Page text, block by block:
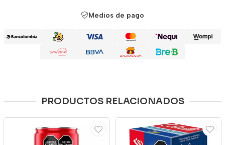
Medios de pago
PRODUCTOS RELACIONADOS